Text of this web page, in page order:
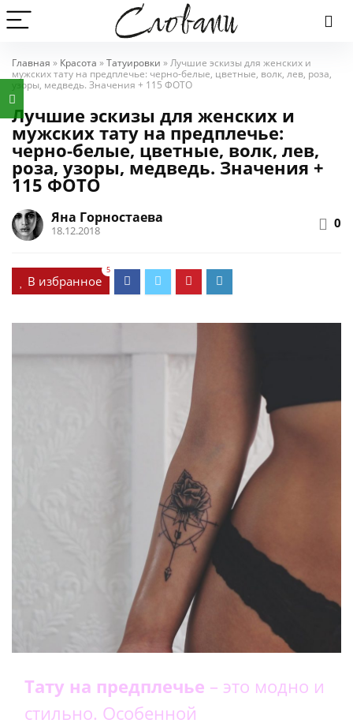
Главная » Красота »Татуировки »Лучшие эскизы для женских и
мужских тату на предплечье: черно-белые, цветные, волк, лев, роза,
узоры, медведь. Значения + 115 ФОТО
Лучшие эскизы для женских и
мужских тату на предплечье:
черно-белые, цветные, волк, лев,
роза, узоры, медведь. Значения +
115 ФОТО
Яна Горностаева
18.12.2018 0
В избранное
5
Тату на предплечье – это модно и
стильно. Особенной